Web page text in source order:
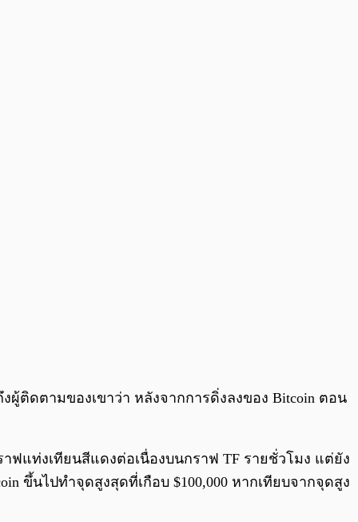
/0:00
ผู้ติดตามของเขาว่า หลังจากการดิ่งลงของ Bitcoin ตอน
ฟแท่งเทียนสีแดงต่อเนื่องบนกราฟ TF รายชั่วโมง แต่ยัง
ขึ้นไปทำจุดสูงสุดที่เกือบ $100,000 หากเทียบจากจุดสูง